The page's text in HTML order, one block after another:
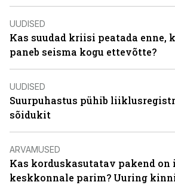
UUDISED
Kas suudad kriisi peatada enne,
paneb seisma kogu ettevõtte?
UUDISED
Suurpuhastus pühib
sõidukit
ARVAMUSED
Kas korduskasutatav pakend on
keskkonnale parim? Uuring